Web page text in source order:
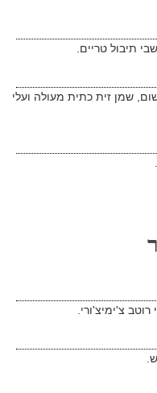
תיבול טריים.
שמן זית כתית מעולה ועלי
צ'ימיצ'ורי.